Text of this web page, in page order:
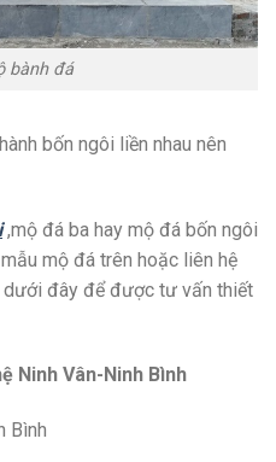
bành đá
bốn ngôi liền nhau nên
,mộ đá ba hay mộ đá bốn ngôi
mộ đá trên hoặc liên hệ
đây để được tư vấn thiết
Ninh Vân-Ninh Bình
Bình